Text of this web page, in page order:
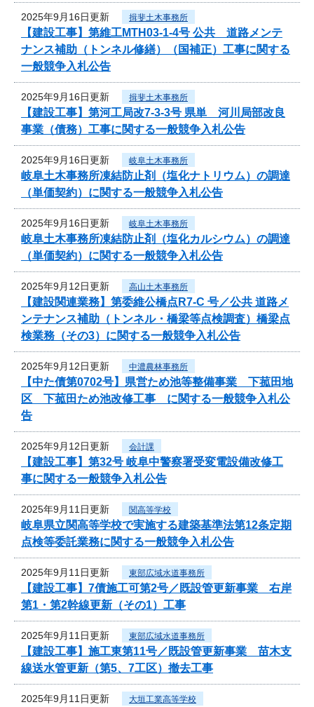
2025年9月16日更新 揖斐土木事務所
【建設工事】第維工MTH03-1-4号 公共 道路メンテ
ナンス補助（トンネル修繕）（国補正）工事に関する
一般競争入札公告
2025年9月16日更新 揖斐土木事務所
【建設工事】第河工局改7-3-3号 県単 河川局部改良
事業（債務）工事に関する一般競争入札公告
2025年9月16日更新 岐阜土木事務所
岐阜土木事務所凍結防止剤（塩化ナトリウム）の調達
（単価契約）に関する一般競争入札公告
2025年9月16日更新 岐阜土木事務所
岐阜土木事務所凍結防止剤（塩化カルシウム）の調達
（単価契約）に関する一般競争入札公告
2025年9月12日更新 高山土木事務所
【建設関連業務】第委維公橋点R7-C 号／公共 道路メ
ンテナンス補助（トンネル・橋梁等点検調査）橋梁点
検業務（その3）に関する一般競争入札公告
2025年9月12日更新 中濃農林事務所
【中た債第0702号】県営ため池等整備事業 下菰田地
区 下菰田ため池改修工事 に関する一般競争入札公
告
2025年9月12日更新 会計課
【建設工事】第32号 岐阜中警察署受変電設備改修工
事に関する一般競争入札公告
2025年9月11日更新 関高等学校
岐阜県立関高等学校で実施する建築基準法第12条定期
点検等委託業務に関する一般競争入札公告
2025年9月11日更新 東部広域水道事務所
【建設工事】7債施工可第2号／既設管更新事業 右岸
第1・第2幹線更新（その1）工事
2025年9月11日更新 東部広域水道事務所
【建設工事】施工東第11号／既設管更新事業 苗木支
線送水管更新（第5、7工区）撤去工事
2025年9月11日更新 大垣工業高等学校